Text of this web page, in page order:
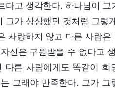
다고 생각한다. 하나님이
그가 상상했던 것처럼 그렇
사랑하지 않고 다른 사람
신은 구원받을 수 없다고
른 사람에게도 똑같이
그래야 만족한다. 그가 그